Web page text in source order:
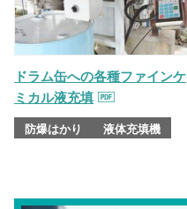
ドラム缶への各種ファインケ
ミカル液充填
防爆はかり 液体充填機